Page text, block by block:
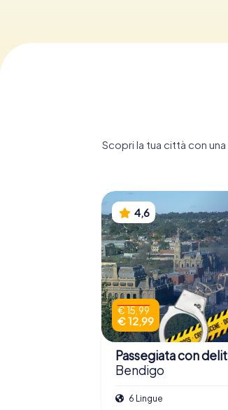
Scopri la tua città con
4,6
€ 15,99
€ 12,99
Passegiata con
Bendigo
6 Lingue